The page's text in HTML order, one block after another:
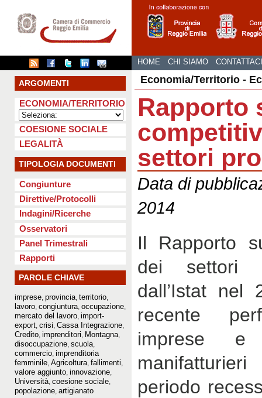
HOME CHI SIAMO CONTATTACI
ARGOMENTI
ECONOMIA/TERRITORIO
COESIONE SOCIALE
LEGALITÀ
TIPOLOGIA DOCUMENTI
Congiunture
Direttive/Protocolli
Indagini/Ricerche
Osservatori
Panel Trimestrali
Rapporti
PAROLE CHIAVE
imprese provincia territorio
lavoro congiuntura occupazione
mercato del lavoro import-
export crisi Cassa Integrazione
Credito imprenditori Montagna
disoccupazione scuola
commercio imprenditoria
femminile Agricoltura fallimenti
valore aggiunto innovazione
Università coesione sociale
popolazione artigianato
Economia/Territorio -
Rapporto
settori
Data di
2014
Il Rapporto
dei settori
dall’Istat nel
recente
imprese e
periodo